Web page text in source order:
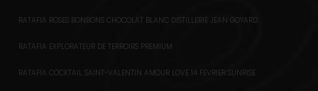
RATAFIA ROSES BONBONS CHOCOLAT BLANC DISTILLERIE JEAN GOYARD
RATAFIA EXPLORATEUR DE TERROIRS PREMIUM
RATAFIA COCKTAIL SAINT-VALENTIN AMOUR LOVE 14 FEVRIER SUNRISE